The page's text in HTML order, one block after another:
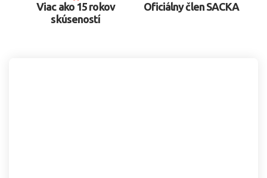
Viac ako 15 rokov
skúseností
Oficiálny člen SACKA